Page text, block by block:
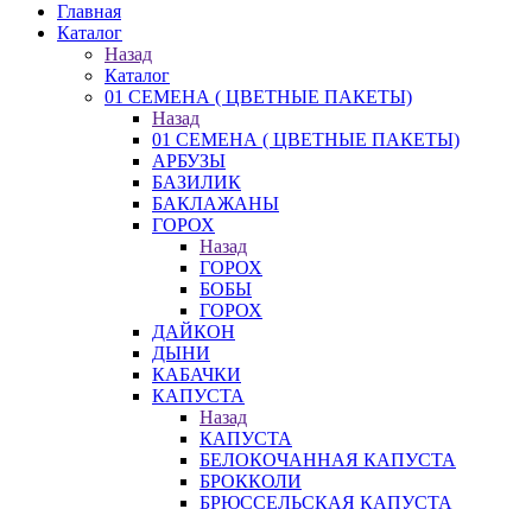
Главная
Каталог
Назад
Каталог
01 СЕМЕНА ( ЦВЕТНЫЕ ПАКЕТЫ)
Назад
01 СЕМЕНА ( ЦВЕТНЫЕ ПАКЕТЫ)
АРБУЗЫ
БАЗИЛИК
БАКЛАЖАНЫ
ГОРОХ
Назад
ГОРОХ
БОБЫ
ГОРОХ
ДАЙКОН
ДЫНИ
КАБАЧКИ
КАПУСТА
Назад
КАПУСТА
БЕЛОКОЧАННАЯ КАПУСТА
БРОККОЛИ
БРЮССЕЛЬСКАЯ КАПУСТА